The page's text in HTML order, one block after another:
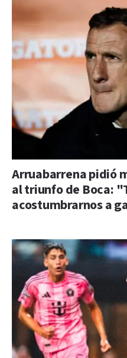
Arruabarrena pidió
al triunfo de Boca:
acostumbrarnos a